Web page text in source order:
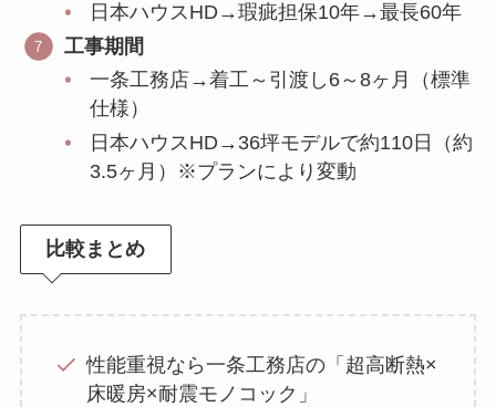
日本ハウスHD→瑕疵担保10年→最長60年
工事期間
一条工務店→着工～引渡し6～8ヶ月（標準
仕様）
日本ハウスHD→36坪モデルで約110日（約
3.5ヶ月）※プランにより変動
比較まとめ
性能重視なら一条工務店の「超高断熱×
床暖房×耐震モノコック」